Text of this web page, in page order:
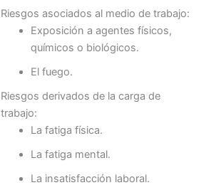
Riesgos asociados al medio de trabajo:
Exposición a agentes físicos,
químicos o biológicos.
El fuego.
Riesgos derivados de la carga de
trabajo:
La fatiga física.
La fatiga mental.
La insatisfacción laboral.